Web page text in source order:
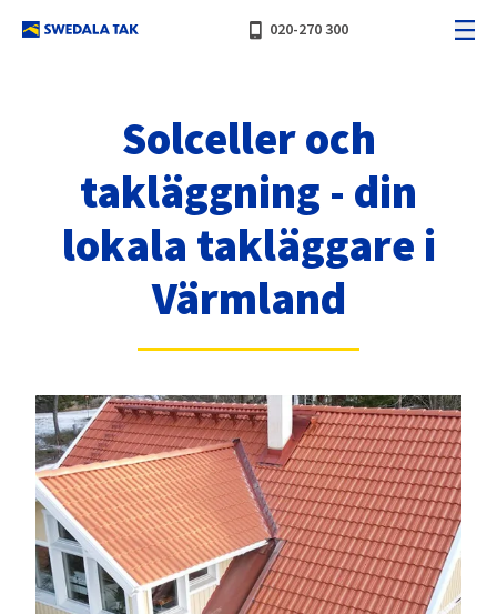
phone_iphone 020-270 300
Solceller och
takläggning - din
lokala takläggare i
Värmland